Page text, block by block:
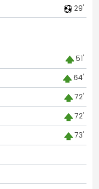
29'
51'
64'
72'
72'
73'